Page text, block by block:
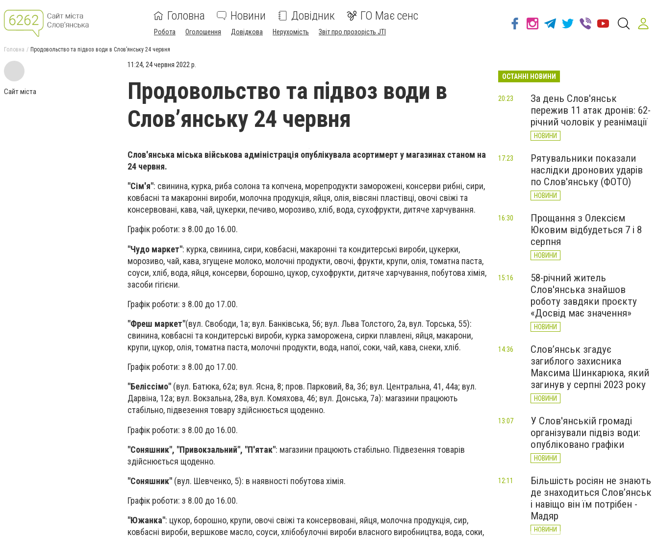
Головна Новини Довідник ГО Має сенс
Робота Оголошення Довідкова Нерухомість Звіт про прозорість JTI
Головна Продовольство та підвоз води в Слов’янську 24 червня
Сайт міста
11:24, 24 червня 2022 р.
Продовольство та підвоз води в
Слов’янську 24 червня
Слов'янська міська військова адміністрація опублікувала асортимерт у магазинах станом на
24 червня.
"Сім'я": свинина, курка, риба солона та копчена, морепродукти заморожені, консерви рибні, сири,
ковбасні та макаронні вироби, молочна продукція, яйця, олія, вівсяні пластівці, овочі свіжі та
консервовані, кава, чай, цукерки, печиво, морозиво, хліб, вода, сухофрукти, дитяче харчування.
Графік роботи: з 8.00 до 16.00.
"Чудо маркет": курка, свинина, сири, ковбасні, макаронні та кондитерські вироби, цукерки,
морозиво, чай, кава, згущене молоко, молочні продукти, овочі, фрукти, крупи, олія, томатна паста,
соуси, хліб, вода, яйця, консерви, борошно, цукор, сухофрукти, дитяче харчування, побутова хімія,
засоби гігієни.
Графік роботи: з 8.00 до 17.00.
"Фреш маркет"(вул. Свободи, 1а; вул. Банківська, 56; вул. Льва Толстого, 2а, вул. Торська, 55):
свинина, ковбасні та кондитерські вироби, курка заморожена, сирки плавлені, яйця, макарони,
крупи, цукор, олія, томатна паста, молочні продукти, вода, напої, соки, чай, кава, снеки, хліб.
Графік роботи: з 8.00 до 17.00.
"Беліссімо" (вул. Батюка, 62а; вул. Ясна, 8; пров. Парковий, 8а, 3б; вул. Центральна, 41, 44а; вул.
Дарвіна, 12а; вул. Вокзальна, 28а, вул. Комяхова, 46; вул. Донська, 7а): магазини працюють
стабільно, підвезення товару здійснюється щоденно.
Графік роботи: з 8.00 до 16.00.
"Соняшник", "Привокзальний", "П'ятак": магазини працюють стабільно. Підвезення товарів
здійснюється щоденно.
"Соняшник" (вул. Шевченко, 5): в наявності побутова хімія.
Графік роботи: з 8.00 до 16.00.
"Южанка": цукор, борошно, крупи, овочі свіжі та консервовані, яйця, молочна продукція, сир,
ковбасні вироби, вершкове масло, соуси, хлібобулочні вироби власного виробництва, вода, соки,
ОСТАННІ НОВИНИ
За день Слов'янськ
пережив 11 атак дронів: 62-
річний чоловік у реанімації
НОВИНИ
20:23
Рятувальники показали
наслідки дронових ударів
по Слов'янську (ФОТО)
НОВИНИ
17:23
Прощання з Олексієм
Юковим відбудеться 7 і 8
серпня
НОВИНИ
16:30
58-річний житель
Слов'янська знайшов
роботу завдяки проєкту
«Досвід має значення»
НОВИНИ
15:16
Слов’янськ згадує
загиблого захисника
Максима Шинкарюка, який
загинув у серпні 2023 року
НОВИНИ
14:36
У Слов'янській громаді
організували підвіз води:
опубліковано графіки
НОВИНИ
13:07
Більшість росіян не знають
де знаходиться Слов’янськ
і навіщо він їм потрібен -
Мадяр
НОВИНИ
12:11